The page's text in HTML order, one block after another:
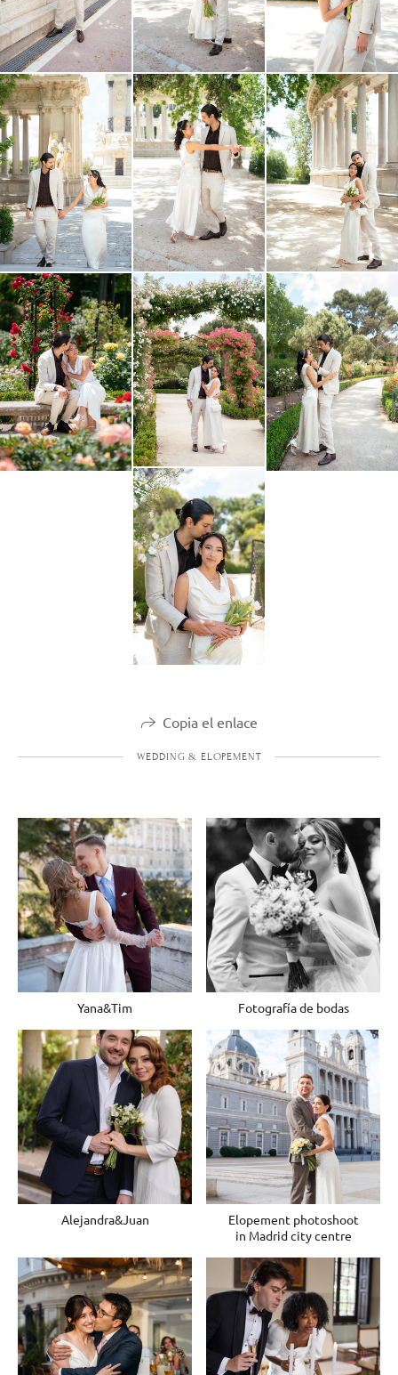
Copia el enlace
WEDDING & ELOPEMENT
Yana&Tim Fotografía de bodas
Alejandra&Juan
Elopement photoshoot
in Madrid city centre